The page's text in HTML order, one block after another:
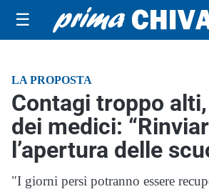
☰
LA PROPOSTA
Contagi troppo alti,
dei medici:
l’apertura delle
"I giorni persi potranno essere